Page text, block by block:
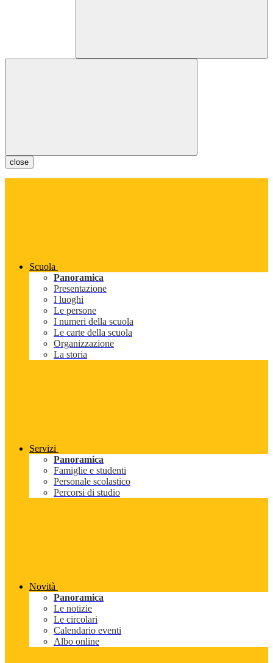
close
Scuola
Panoramica
Presentazione
I luoghi
Le persone
I numeri della scuola
Le carte della scuola
Organizzazione
La storia
Servizi
Panoramica
Famiglie e studenti
Personale scolastico
Percorsi di studio
Novità
Panoramica
Le notizie
Le circolari
Calendario eventi
Albo online